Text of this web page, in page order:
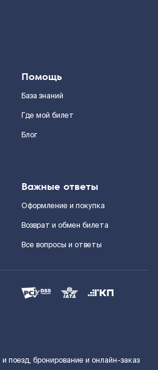
Помощь
База знаний
Где мой билет
Блог
Важные ответы
Оформление и покупка
Возврат и обмен билета
Все вопросы и ответы
бронирование и онлайн-заказ